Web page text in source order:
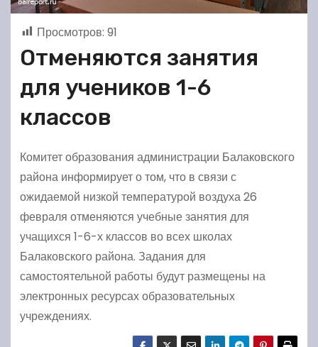
Просмотров: 91
Отменяются занятия
для учеников 1-6
классов
Комитет образования администрации Балаковского
района информирует о том, что в связи с
ожидаемой низкой температурой воздуха 26
февраля отменяются учебные занятия для
учащихся 1-6-х классов во всех школах
Балаковского района. Задания для
самостоятельной работы будут размещены на
электронных ресурсах образовательных
учреждениях.